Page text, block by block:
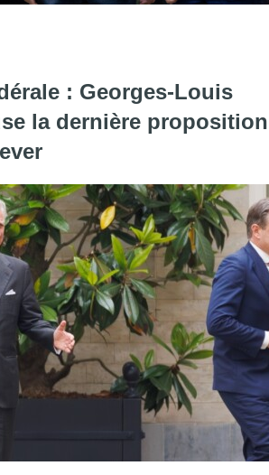
l'article "Formation Fédérale : le Roi a
: Georges-Louis
la dernière proposition